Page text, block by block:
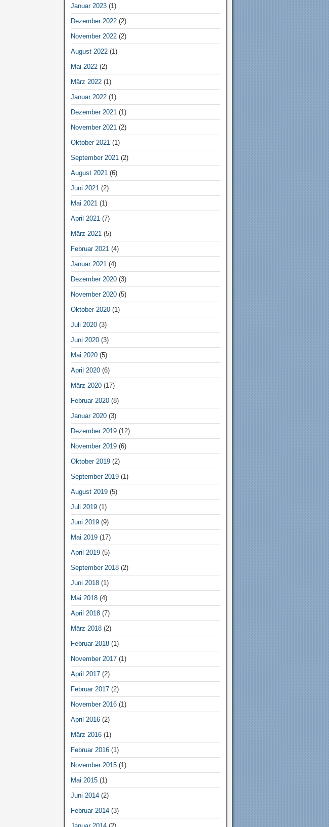
Januar 2023(1)
Dezember 2022(2)
November 2022(2)
August 2022(1)
Mai 2022(2)
März 2022(1)
Januar 2022(1)
Dezember 2021 (1)
November 2021 (2)
Oktober 2021 (1)
September 2021 (2)
August 2021 (6)
Juni 2021 (2)
Mai 2021 (1)
April 2021 (7)
März 2021 (5)
Februar 2021 (4)
Januar 2021 (4)
Dezember 2020(3)
November 2020(5)
Oktober 2020(1)
Juli 2020(3)
Juni 2020(3)
Mai 2020(5)
April 2020(6)
März 2020(17)
Februar 2020(8)
Januar 2020(3)
Dezember 2019(12)
November 2019(6)
Oktober 2019(2)
September 2019(1)
August 2019(5)
Juli 2019(1)
Juni 2019(9)
Mai 2019(17)
April 2019(5)
September 2018(2)
Juni 2018(1)
Mai 2018(4)
April 2018(7)
März 2018(2)
Februar 2018(1)
November 2017(1)
April 2017(2)
Februar 2017(2)
November 2016(1)
April 2016(2)
März 2016(1)
Februar 2016(1)
November 2015(1)
Mai 2015(1)
Juni 2014(2)
Februar 2014(3)